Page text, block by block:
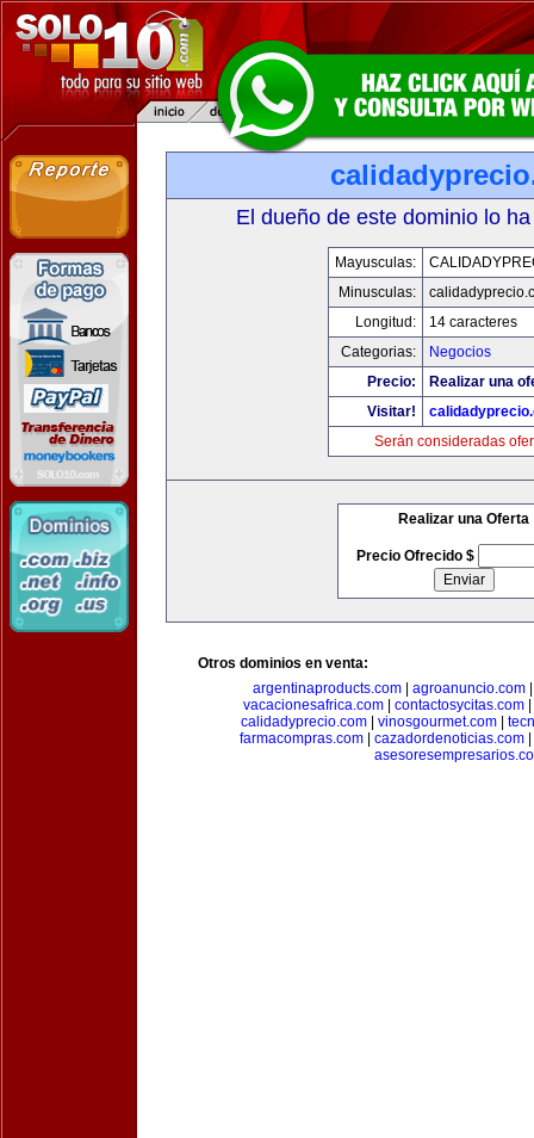
El dueño de este dominio lo
Mayusculas:
Minusculas:
Longitud:
14 caracteres
Categorias:
Negocios
Precio:
Realizar una
Visitar!
Serán consideradas
Realizar una Oferta
Precio Ofrecido $
Otros dominios en venta:
argentinaproducts.com| agroanuncio.com
vacacionesafrica.com| contactosycitas.com|
calidadyprecio.com
vinosgourmet.com
farmacompras.com
cazadordenoticias.com